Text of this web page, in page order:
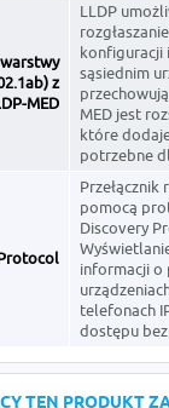
z
MED
LLDP
konfiguracji
sąsiednim
MED jest
które
potrzebne
Przełącznik
pomocą
Discovery
informacji o
telefonach
dostępu